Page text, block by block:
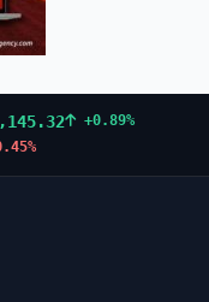
+0.89%